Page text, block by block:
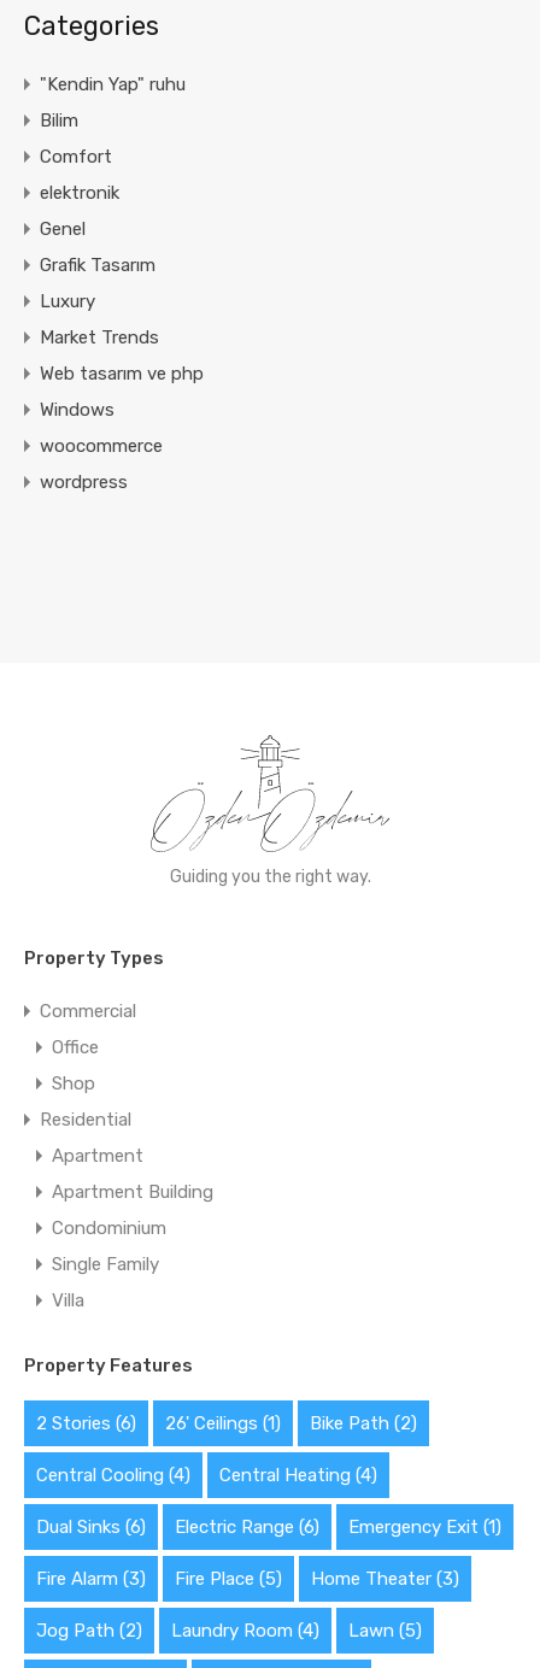
Categories
"Kendin Yap" ruhu
Bilim
Comfort
elektronik
Genel
Grafik Tasarım
Luxury
Market Trends
Web tasarım ve php
Windows
woocommerce
wordpress
Guiding you the right way.
Property Types
Commercial
Office
Shop
Residential
Apartment
Apartment Building
Condominium
Single Family
Villa
Property Features
2 Stories (6) 26' Ceilings (1) Bike Path (2)
Central Cooling (4) Central Heating (4)
Dual Sinks (6) Electric Range (6) Emergency Exit (1)
Fire Alarm (3) Fire Place (5) Home Theater (3)
Jog Path (2) Laundry Room (4) Lawn (5)